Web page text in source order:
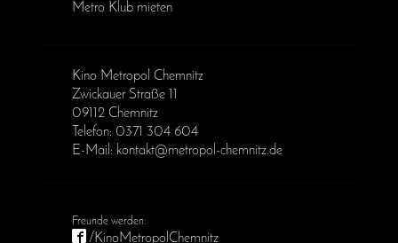
Metro Klub mieten
Kino Metropol Chemnitz
Zwickauer Straße 11
09112 Chemnitz
Telefon: 0371 304 604
E-Mail: kontakt@metropol-chemnitz.de
/KinoMetropolChemnitz